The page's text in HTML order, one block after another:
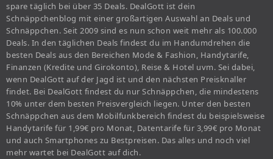
spare täglich bei über 35 Deals. DealGott ist dein
Schnäppchenblog mit einer großartigen Auswahl an Deals und
Schnäppchen. Seit 2009 sind es nun schon weit mehr als 100.000
Deals. In den täglichen Deals findest du im Handumdrehen die
besten Deals aus den Bereichen Mode & Fashion, Handytarife,
Finanzen (Kredite und Girokonto), Reise & Hotel uvm. Sei dabei,
wenn DealGott auf der Jagd ist und den nächsten Preisknaller
findet. Bei DealGott findest du nur Schnäppchen, die mindestens
10% unter dem besten Preisvergleich liegen. Unter den besten
Schnäppchen aus dem Mobilfunkbereich findest du beispielsweise
Handytarife für 1,99€ pro Monat, Datentarife für 3,99€ pro Monat
und auch Smartphones zu Bestpreisen. Das alles und noch viel
mehr wartet bei DealGott auf dich.